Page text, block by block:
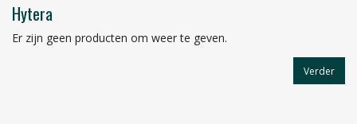
Hytera
Er zijn geen producten om weer te geven.
Verder